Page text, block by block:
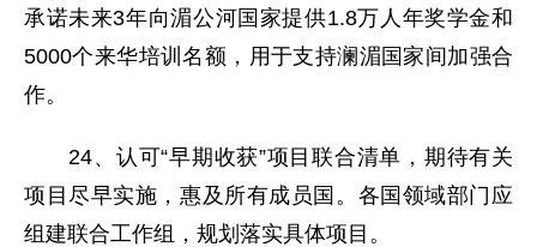
承诺未来3年向湄公河国家提供1.8万人年奖学金和
5000个来华培训名额，用于支持澜湄国家间加强合
作。
24、认可“早期收获”项目联合清单，期待有关
项目尽早实施，惠及所有成员国。各国领域部门应
组建联合工作组，规划落实具体项目。